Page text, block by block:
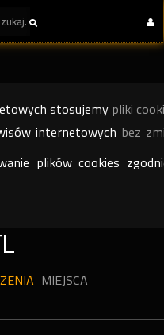
stosujemy pliki
internetowych bez
plików cookies
MIEJSCA